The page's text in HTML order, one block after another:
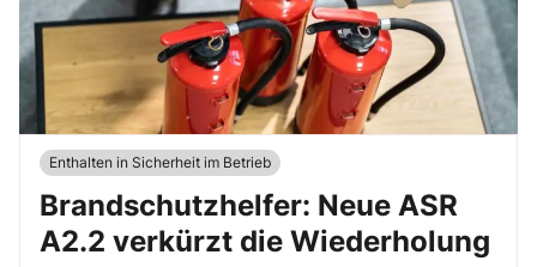
Enthalten in Sicherheit im Betrieb
Brandschutzhelfer: Neue ASR
A2.2 verkürzt die Wiederholung